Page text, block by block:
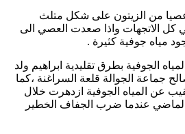
من الزيتون على شكل متلث
كل الاتجهات واذا صعدت العصي الى
مياه جوفية كثيرة .
الجوفية بطرق تقليدية ابراهيم ولد
جماعة الجوالة قلعة السراغنة ،كما
عن المياه الجوفية ازدهرت خلال
الماضي عندما ضرب الجفاف الخطير